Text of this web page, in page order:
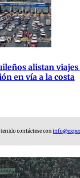
alistan
en vía a la costa
contáctese con